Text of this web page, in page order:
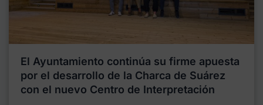
El Ayuntamiento continúa su firme apuesta
por el desarrollo de la Charca de Suárez
con el nuevo Centro de Interpretación